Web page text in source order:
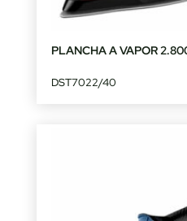
PLANCHA A VAPOR
DST7022/40